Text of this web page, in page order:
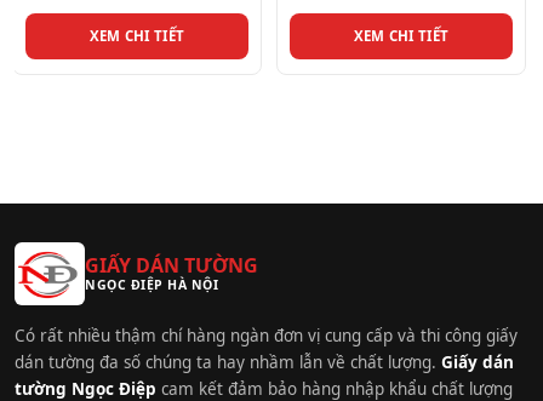
XEM CHI TIẾT XEM CHI TIẾT
GIẤY DÁN TƯỜNG
NGỌC ĐIỆP HÀ NỘI
Có rất nhiều thậm chí hàng ngàn đơn vị cung cấp và thi công giấy
dán tường đa số chúng ta hay nhầm lẫn về chất lượng. Giấy dán
tường Ngọc Điệp cam kết đảm bảo hàng nhập khẩu chất lượng